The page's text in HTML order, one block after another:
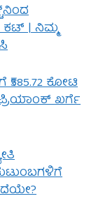
| ನಿಮ್ಮ
₹585.72 ಕೋಟಿ
ಖರ್ಗೆ